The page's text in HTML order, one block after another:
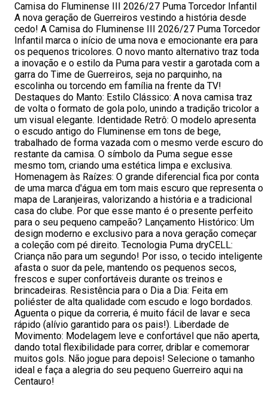
Camisa do Fluminense III 2026/27 Puma Torcedor Infantil
A nova geração de Guerreiros vestindo a história desde
cedo! A Camisa do Fluminense III 2026/27 Puma Torcedor
Infantil marca o início de uma nova e emocionante era para
os pequenos tricolores. O novo manto alternativo traz toda
a inovação e o estilo da Puma para vestir a garotada com a
garra do Time de Guerreiros, seja no parquinho, na
escolinha ou torcendo em família na frente da TV!
Destaques do Manto: Estilo Clássico: A nova camisa traz
de volta o formato de gola polo, unindo a tradição tricolor a
um visual elegante. Identidade Retrô: O modelo apresenta
o escudo antigo do Fluminense em tons de bege,
trabalhado de forma vazada com o mesmo verde escuro do
restante da camisa. O símbolo da Puma segue esse
mesmo tom, criando uma estética limpa e exclusiva.
Homenagem às Raízes: O grande diferencial fica por conta
de uma marca d'água em tom mais escuro que representa o
mapa de Laranjeiras, valorizando a história e a tradicional
casa do clube. Por que esse manto é o presente perfeito
para o seu pequeno campeão? Lançamento Histórico: Um
design moderno e exclusivo para a nova geração começar
a coleção com pé direito. Tecnologia Puma dryCELL:
Criança não para um segundo! Por isso, o tecido inteligente
afasta o suor da pele, mantendo os pequenos secos,
frescos e super confortáveis durante os treinos e
brincadeiras. Resistência para o Dia a Dia: Feita em
poliéster de alta qualidade com escudo e logo bordados.
Aguenta o pique da correria, é muito fácil de lavar e seca
rápido (alívio garantido para os pais!). Liberdade de
Movimento: Modelagem leve e confortável que não aperta,
dando total flexibilidade para correr, driblar e comemorar
muitos gols. Não jogue para depois! Selecione o tamanho
ideal e faça a alegria do seu pequeno Guerreiro aqui na
Centauro!